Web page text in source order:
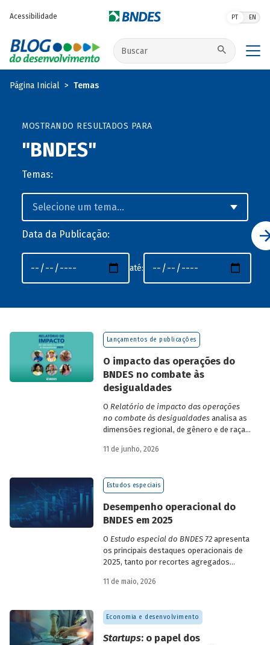
Acessibilidade PT EN
Buscar no site
Página Inicial Temas
MOSTRANDO RESULTADOS PARA
"BNDES"
Temas:
Data da Publicação:
até:
Lançamentos de publicações
O impacto das operações do
BNDES no combate às
desigualdades
O Relatório de impacto das operações
no combate às desigualdadesanalisa as
dimensões regional, de gênero e de raça,
desigualdade de renda no Brasil, no
BNDES.
11 de junho, 2026
Estudos especiais
Desempenho operacional do
BNDES em 2025
O Estudo especial do BNDES 72 apresenta
os principais destaques operacionais de
2025, tanto por recortes agregados
específicas do Banco.
11 de maio, 2026
Economia e desenvolvimento
Startups: o papel dos